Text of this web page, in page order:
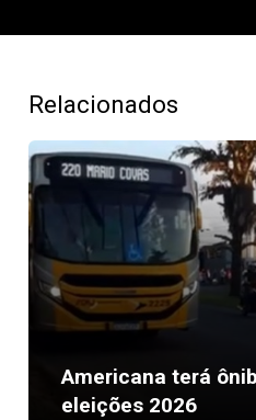
Relacionados
Americana terá
eleições 2026